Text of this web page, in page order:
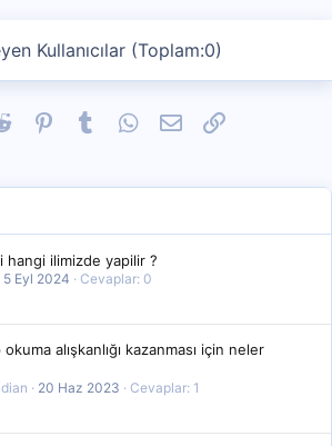
Kullanıcılar (Toplam:0)
Reddit PinterestTumblrWhatsApp
E-postaLink
hangi ilimizde yapilir ?
5 Eyl 2024
Cevaplar: 0
alışkanlığı kazanması için neler
20 Haz 2023
Cevaplar: 1